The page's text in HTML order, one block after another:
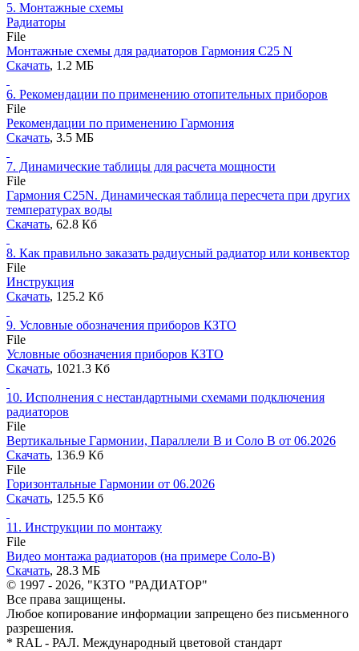
5. Монтажные схемы
Радиаторы
File
Монтажные схемы для радиаторов Гармония С25 N
Скачать, 1.2 MБ
6. Рекомендации по применению отопительных приборов
File
Рекомендации по применению Гармония
Скачать, 3.5 MБ
7. Динамические таблицы для расчета мощности
File
Гармония С25N. Динамическая таблица пересчета при других
температурах воды
Скачать, 62.8 Кб
8. Как правильно заказать радиусный радиатор или конвектор
File
Инструкция
Скачать, 125.2 Кб
9. Условные обозначения приборов КЗТО
File
Условные обозначения приборов КЗТО
Скачать, 1021.3 Кб
10. Исполнения с нестандартными схемами подключения
радиаторов
File
Вертикальные Гармонии, Параллели В и Соло В от 06.2026
Скачать, 136.9 Кб
File
Горизонтальные Гармонии от 06.2026
Скачать, 125.5 Кб
11. Инструкции по монтажу
File
Видео монтажа радиаторов (на примере Соло-В)
Скачать, 28.3 MБ
© 1997 - 2026, "КЗТО "РАДИАТОР"
Все права защищены.
Любое копирование информации запрещено без письменного
разрешения.
* RAL - РАЛ. Международный цветовой стандарт